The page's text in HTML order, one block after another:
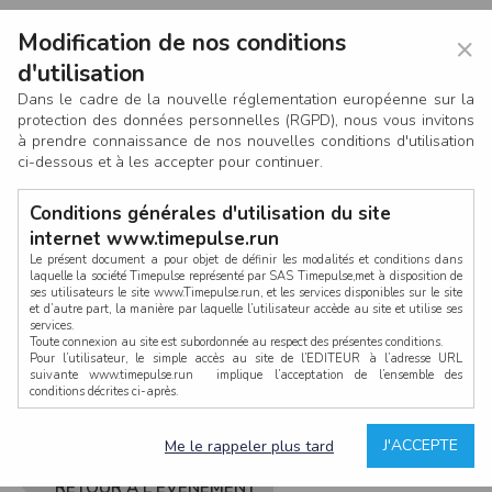
CONNEXION
RETOUR À L'ÉVÈNEMENT
×
Modification de nos conditions
d'utilisation
Dans le cadre de la nouvelle réglementation européenne sur la
protection des données personnelles (RGPD), nous vous invitons
à prendre connaissance de nos nouvelles conditions d'utilisation
ci-dessous et à les accepter pour continuer.
Conditions générales d'utilisation du site
internet www.timepulse.run
Le présent document a pour objet de définir les modalités et conditions dans
laquelle la société Timepulse représenté par SAS Timepulse,met à disposition de
ses utilisateurs le site www.Timepulse.run, et les services disponibles sur le site
et d’autre part, la manière par laquelle l’utilisateur accède au site et utilise ses
services.
Toute connexion au site est subordonnée au respect des présentes conditions.
Pour l’utilisateur, le simple accès au site de l’EDITEUR à l’adresse URL
suivante www.timepulse.run implique l’acceptation de l’ensemble des
conditions décrites ci-après.
La structure générale du site www.timepulse.run, par quelque procédé que ce
soit, sans l'autorisation préalable et par écrit de Fourcherot Mickael et/ou de ses
J'ACCEPTE
Me le rappeler plus tard